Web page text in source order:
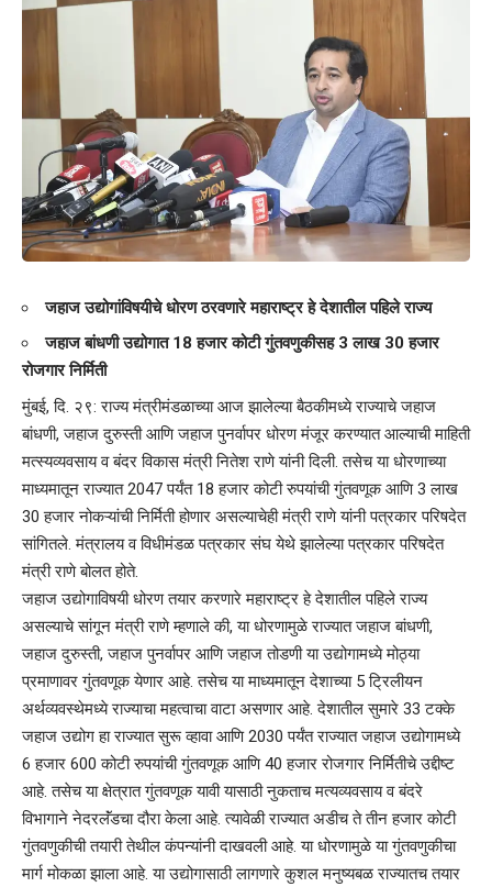
जहाज उद्योगांविषयीचे धोरण ठरवणारे महाराष्ट्र हे देशातील पहिले राज्य
जहाज बांधणी उद्योगात 18 हजार कोटी गुंतवणुकीसह 3 लाख 30 हजार
रोजगार निर्मिती
मुंबई, दि. २९: राज्य मंत्रीमंडळाच्या आज झालेल्या बैठकीमध्ये राज्याचे जहाज
बांधणी, जहाज दुरुस्ती आणि जहाज पुनर्वापर धोरण मंजूर करण्यात आल्याची माहिती
मत्स्यव्यवसाय व बंदर विकास मंत्री नितेश राणे यांनी दिली. तसेच या धोरणाच्या
माध्यमातून राज्यात 2047 पर्यंत 18 हजार कोटी रुपयांची गुंतवणूक आणि 3 लाख
30 हजार नोकऱ्यांची निर्मिती होणार असल्याचेही मंत्री राणे यांनी पत्रकार परिषदेत
सांगितले. मंत्रालय व विधीमंडळ पत्रकार संघ येथे झालेल्या पत्रकार परिषदेत
मंत्री राणे बोलत होते.
जहाज उद्योगाविषयी धोरण तयार करणारे महाराष्ट्र हे देशातील पहिले राज्य
असल्याचे सांगून मंत्री राणे म्हणाले की, या धोरणामुळे राज्यात जहाज बांधणी,
जहाज दुरुस्ती, जहाज पुनर्वापर आणि जहाज तोडणी या उद्योगामध्ये मोठ्या
प्रमाणावर गुंतवणूक येणार आहे. तसेच या माध्यमातून देशाच्या 5 ट्रिलीयन
अर्थव्यवस्थेमध्ये राज्याचा महत्वाचा वाटा असणार आहे. देशातील सुमारे 33 टक्के
जहाज उद्योग हा राज्यात सुरू व्हावा आणि 2030 पर्यंत राज्यात जहाज उद्योगामध्ये
6 हजार 600 कोटी रुपयांची गुंतवणूक आणि 40 हजार रोजगार निर्मितीचे उद्दीष्ट
आहे. तसेच या क्षेत्रात गुंतवणूक यावी यासाठी नुकताच मत्यव्यवसाय व बंदरे
विभागाने नेदरलॅंडचा दौरा केला आहे. त्यावेळी राज्यात अडीच ते तीन हजार कोटी
गुंतवणुकीची तयारी तेथील कंपन्यांनी दाखवली आहे. या धोरणामुळे या गुंतवणुकीचा
मार्ग मोकळा झाला आहे. या उद्योगासाठी लागणारे कुशल मनुष्यबळ राज्यातच तयार